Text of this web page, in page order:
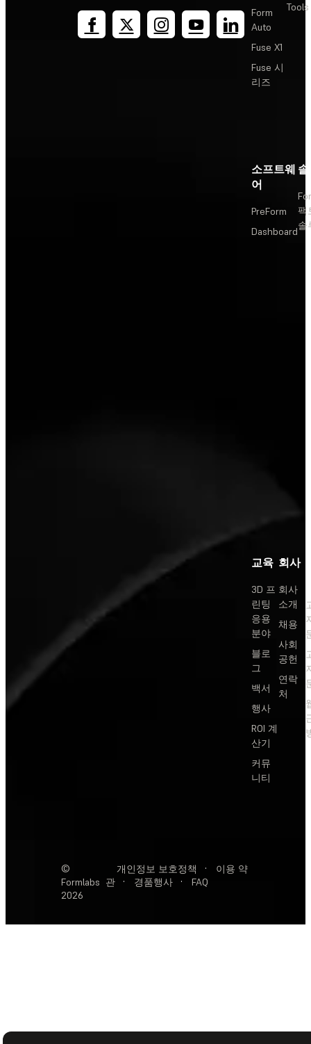
Form
Auto
Fuse X1
Fuse 시
리즈
Tools
소프트웨
어
PreForm
Dashboard
팩
솔
교육
3D 프
린팅
응용
분야
블로
그
백서
행사
ROI 계
산기
커뮤
니티
회사
회사
소개
채용
사회
공헌
연락
처
©
Formlabs
2026
개인정보 보호정책 ·
이용 약
관
· 경품행사 · FAQ